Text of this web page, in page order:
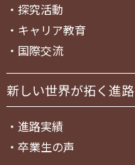
・ 探究活動
・ キャリア教育
・ 国際交流
新しい世界が拓く進路
・ 進路実績
・ 卒業生の声